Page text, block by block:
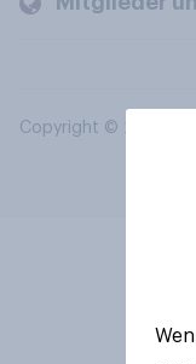
Copyright © 2026